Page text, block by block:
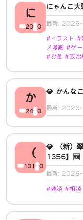
に
20 0
にゃんこ大
最新: 2026-
#イラスト #
メ漫画 #ゲ
#お金 #政治
か
24 0
💎 かんな
最新:
（
101 0
💎 （新）翠
1356】🆕
最新:
#雑談 #相談